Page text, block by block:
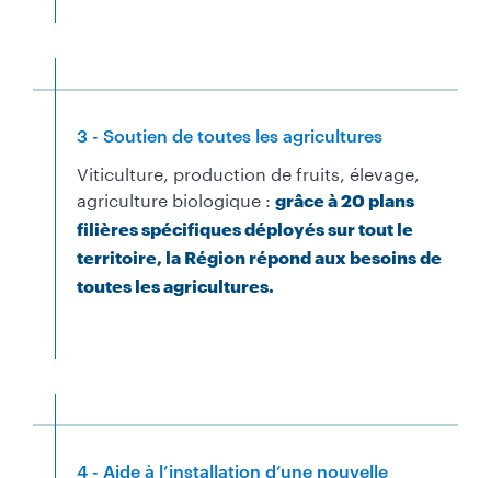
3 - Soutien de toutes les agricultures
Viticulture, production de fruits, élevage,
agriculture biologique : grâce à 20 plans
filières spécifiques déployés sur tout le
territoire, la Région répond aux besoins de
toutes les agricultures.
4 - Aide à l’installation d’une nouvelle